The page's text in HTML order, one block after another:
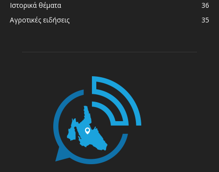
Ιστορικά θέματα
36
Αγροτικές ειδήσεις
35